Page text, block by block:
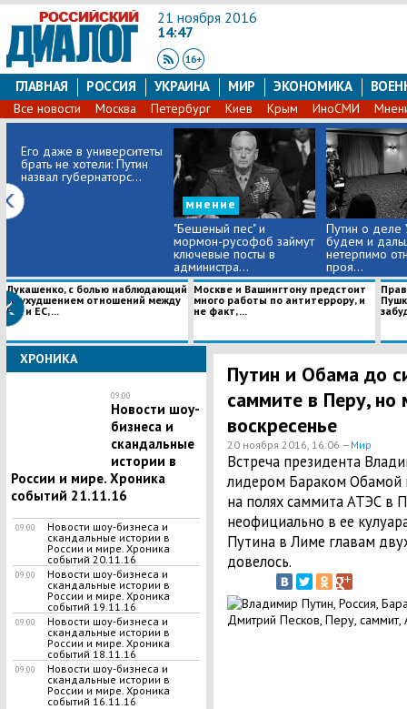
21 ноября 2016
14:47
ГЛАВНАЯ РОССИЯ УКРАИНА МИР ЭКОНОМИКА
Все новости Москва Петербург Киев Крым ИноСМИ
Его даже в университеты
брать не хотели: Путин
назвал губернаторс...
мнение
"Бешеный пес" и
мормон-русофоб займут
ключевые посты в
администра...
Путин о деле
будем и
нетерпимо
проя...
Лукашенко, с болью наблюдающий
за ухудшением отношений между
РФ и ЕС, ...
Москве и Вашингтону предстоит
много работы по антитеррору, и
не факт, ...
ХРОНИКА
09:00
Новости шоу-
бизнеса и
скандальные
истории в
России и мире. Хроника
событий 21.11.16
09:00
Новости шоу-бизнеса и
скандальные истории в
России и мире. Хроника
событий 20.11.16
09:00
Новости шоу-бизнеса и
скандальные истории в
России и мире. Хроника
событий 19.11.16
09:00
Новости шоу-бизнеса и
скандальные истории в
России и мире. Хроника
событий 18.11.16
09:00
Новости шоу-бизнеса и
скандальные истории в
России и мире. Хроника
событий 16.11.16
Путин и Обама до
саммите в Перу, но
воскресенье
20 ноября 2016, 16:06 —Мир
Встреча президента
лидером Бараком Обамой
на полях саммита АТЭС в
неофициально в ее
Путина в Лиме главам
довелось.